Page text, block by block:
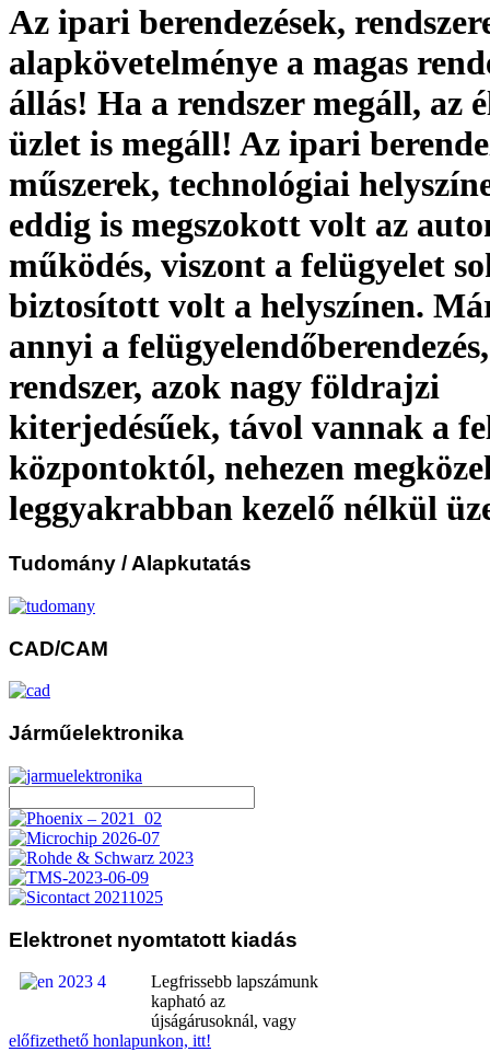
Az ipari berendezések,
alapkövetelménye a magas
állás! Ha a rendszer megáll, az
üzlet is megáll! Az ipari
műszerek, technológiai
eddig is megszokott volt az
működés, viszont a felügyelet
biztosított volt a helyszínen.
annyi a
rendszer, azok nagy földrajzi
kiterjedésűek, távol vannak a
központoktól, nehezen
leggyakrabban kezelő nélkül
Tudomány / Alapkutatás
CAD/CAM
Járműelektronika
Elektronet nyomtatott kiadás
Legfrissebb lapszámunk
kapható az
újságárusoknál, vagy
előfizethető honlapunkon, itt!